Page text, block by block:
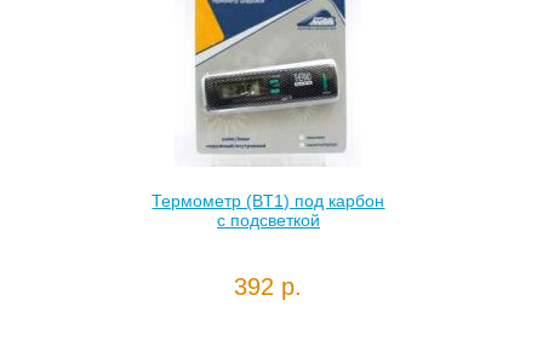
Термометр (BT1) под карбон
с подсветкой
392 р.